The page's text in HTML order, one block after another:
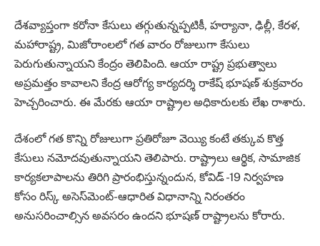
దేశవ్యాప్తంగా కరోనా కేసులు తగ్గుతున్నప్పటికీ, హర్యానా, ఢిల్లీ, కేరళ,
మహారాష్ట్ర, మిజోరాంలలో గత వారం రోజులుగా కేసులు
పెరుగుతున్నాయని కేంద్రం తెలిపింది. ఆయా రాష్ట్ర ప్రభుత్వాలు
అప్రమత్తం కావాలని కేంద్ర ఆరోగ్య కార్యదర్శి రాకేష్‌ భూషణ్‌ శుక్రవారం
హెచ్చరించారు. ఈ మేరకు ఆయా రాష్ట్రాల అధికారులకు లేఖ రాశారు.
దేశంలో గత కొన్ని రోజులుగా ప్రతిరోజూ వెయ్యి కంటే తక్కువ కొత్త
కేసులు నమోదవుతున్నాయని తెలిపారు. రాష్ట్రాలు ఆర్థిక, సామాజిక
కార్యకలాపాలను తిరిగి ప్రారంభిస్తున్నందున, కోవిడ్‌ -19 నిర్వహణ
కోసం రిస్క్‌ అసెస్‌మెంట్‌-ఆధారిత విధానాన్ని నిరంతరం
అనుసరించాల్సిన అవసరం ఉందని భూషణ్‌ రాష్ట్రాలను కోరారు.